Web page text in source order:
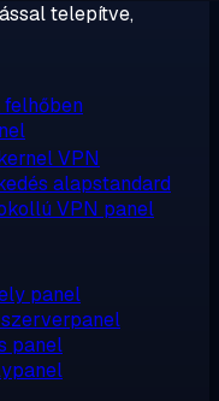
telepítve,
felhőben
VPN
alapstandard
VPN panel
panel
panel